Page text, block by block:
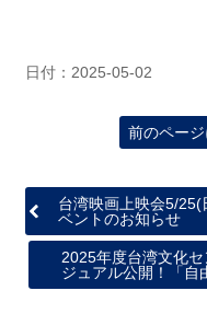
日付：2025-05-02
前のペー
台湾映画上映会5/25(
ベントのお知らせ
2025年度台湾文化
ジュアル公開！「自